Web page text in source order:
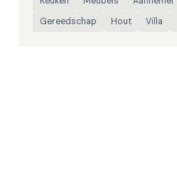
Gereedschap
Hout Villa